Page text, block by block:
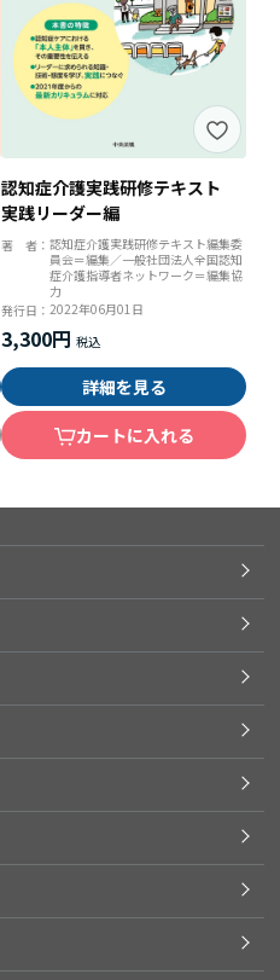
認知症介護実践研修テキスト
実践リーダー編
著 者： 認知症介護実践研修テキスト編集委
員会＝編集／一般社団法人全国認知
症介護指導者ネットワーク＝編集協
力
発行日： 2022年06月01日
3,300円
詳細を見る
カートに入れる